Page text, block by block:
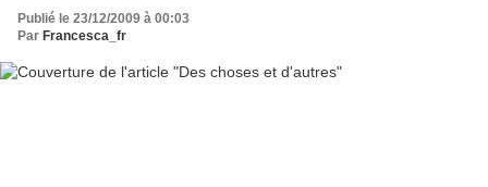
Publié le 23/12/2009 à 00:03
Par Francesca_fr